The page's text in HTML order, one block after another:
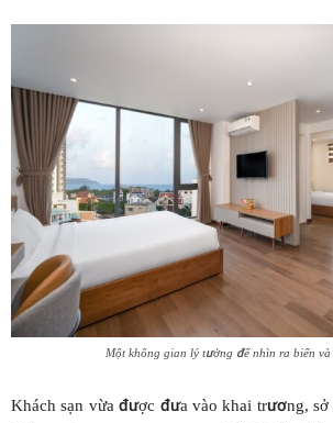
Một không gian lý tưởng để nhìn ra biển
Khách sạn vừa được đưa vào khai trương,